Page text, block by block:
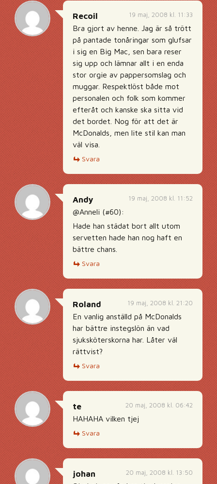
19 maj, 2008 kl. 11:33
Recoil
Bra gjort av henne. Jag är så trött
på pantade tonåringar som glufsar
i sig en Big Mac, sen bara reser
sig upp och lämnar allt i en enda
stor orgie av pappersomslag och
muggar. Respektlöst både mot
personalen och folk som kommer
efteråt och kanske ska sitta vid
det bordet. Nog för att det är
McDonalds, men lite stil kan man
väl visa.
Svara
19 maj, 2008 kl. 11:52
Andy
@Anneli (#60):
Hade han städat bort allt utom
servetten hade han nog haft en
bättre chans.
Svara
19 maj, 2008 kl. 21:20
Roland
En vanlig anställd på McDonalds
har bättre instegslön än vad
sjuksköterskorna har. Låter väl
rättvist?
Svara
20 maj, 2008 kl. 06:42
te
HAHAHA vilken tjej
Svara
20 maj, 2008 kl. 13:50
johan